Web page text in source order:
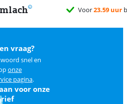
vraag?
snel en
onze
pagina.
voor onze